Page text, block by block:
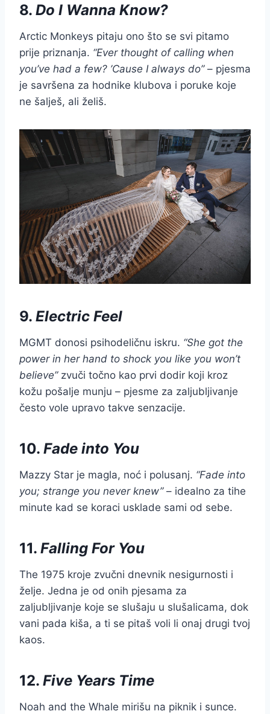
8. Do I Wanna Know?
Arctic Monkeys pitaju ono što se svi pitamo
prije priznanja. “Ever thought of calling when
you’ve had a few? ’Cause I always do”– pjesma
je savršena za hodnike klubova i poruke koje
ne šalješ, ali želiš.
9. Electric Feel
MGMT donosi psihodeličnu iskru. “She got the
power in her hand to shock you like you won’t
believe”zvuči točno kao prvi dodir koji kroz
kožu pošalje munju – pjesme za zaljubljivanje
često vole upravo takve senzacije.
10. Fade into You
Mazzy Star je magla, noć i polusanj. “Fade into
you; strange you never knew”– idealno za tihe
minute kad se koraci usklade sami od sebe.
11. Falling For You
The 1975 kroje zvučni dnevnik nesigurnosti i
želje. Jedna je od onih pjesama za
zaljubljivanje koje se slušaju u slušalicama, dok
vani pada kiša, a ti se pitaš voli li onaj drugi tvoj
kaos.
12. Five Years Time
Noah and the Whale mirišu na piknik i sunce.